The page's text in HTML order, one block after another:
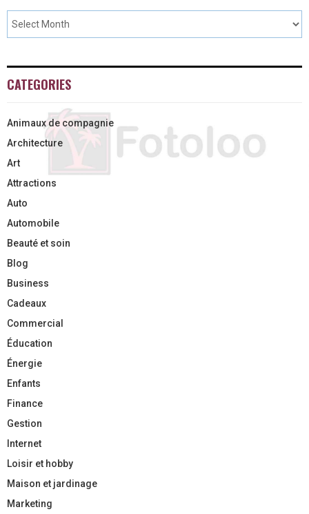
CATEGORIES
Animaux de compagnie
Architecture
Art
Attractions
Auto
Automobile
Beauté et soin
Blog
Business
Cadeaux
Commercial
Éducation
Énergie
Enfants
Finance
Gestion
Internet
Loisir et hobby
Maison et jardinage
Marketing